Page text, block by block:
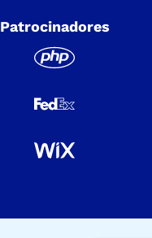
Patrocinadores